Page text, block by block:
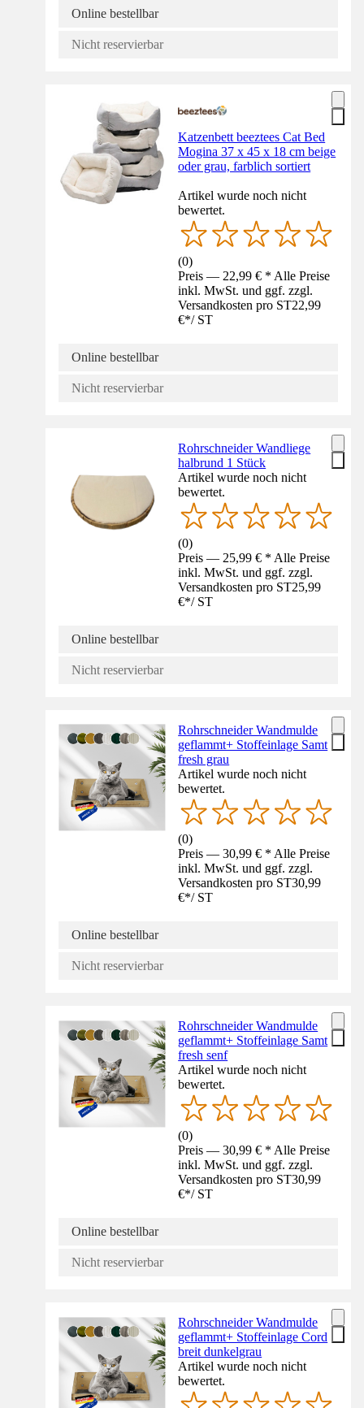
Online bestellbar
Nicht reservierbar
Katzenbett beeztees Cat Bed
Mogina 37 x 45 x 18 cm beige
oder grau, farblich sortiert
Artikel wurde noch nicht
bewertet.
(0)
Preis — 22,99 € * Alle Preise
inkl. MwSt. und ggf. zzgl.
Versandkosten pro ST22,99
€*/ ST
Online bestellbar
Nicht reservierbar
Rohrschneider Wandliege
halbrund 1 Stück
Artikel wurde noch nicht
bewertet.
(0)
Preis — 25,99 € * Alle Preise
inkl. MwSt. und ggf. zzgl.
Versandkosten pro ST25,99
€*/ ST
Online bestellbar
Nicht reservierbar
Rohrschneider Wandmulde
geflammt+ Stoffeinlage Samt
fresh grau
Artikel wurde noch nicht
bewertet.
(0)
Preis — 30,99 € * Alle Preise
inkl. MwSt. und ggf. zzgl.
Versandkosten pro ST30,99
€*/ ST
Online bestellbar
Nicht reservierbar
Rohrschneider Wandmulde
geflammt+ Stoffeinlage Samt
fresh senf
Artikel wurde noch nicht
bewertet.
(0)
Preis — 30,99 € * Alle Preise
inkl. MwSt. und ggf. zzgl.
Versandkosten pro ST30,99
€*/ ST
Online bestellbar
Nicht reservierbar
Rohrschneider Wandmulde
geflammt+ Stoffeinlage Cord
breit dunkelgrau
Artikel wurde noch nicht
bewertet.